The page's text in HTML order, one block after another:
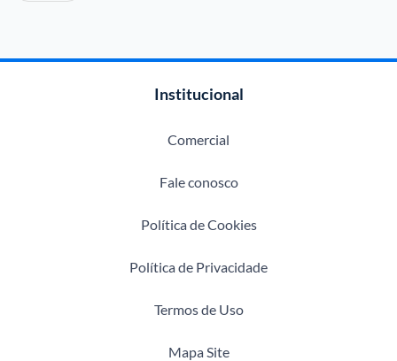
Institucional
Comercial
Fale conosco
Política de Cookies
Política de Privacidade
Termos de Uso
Mapa Site